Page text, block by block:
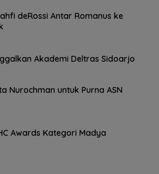
deRossi Antar Romanus ke
Akademi Deltras Sidoarjo
Nurochman untuk Purna ASN
Awards Kategori Madya